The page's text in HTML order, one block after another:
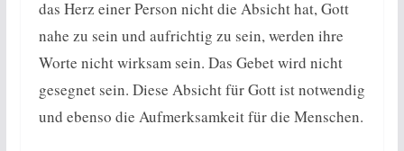
das Herz einer Person nicht die Absicht hat, Gott
nahe zu sein und aufrichtig zu sein, werden ihre
Worte nicht wirksam sein. Das Gebet wird nicht
gesegnet sein. Diese Absicht für Gott ist notwendig
und ebenso die Aufmerksamkeit für die Menschen.